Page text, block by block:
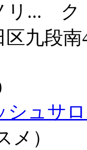
リ...
区九段
シュサ
メ）